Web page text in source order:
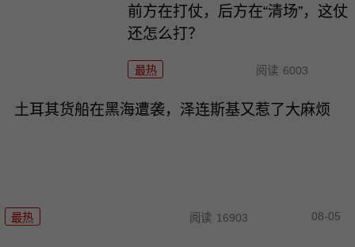
前方在打仗，后方在“清场”，这仗
还怎么打？
最热 阅读 6003
土耳其货船在黑海遭袭，泽连斯基又惹了大麻烦
最热 阅读 16903 08-05